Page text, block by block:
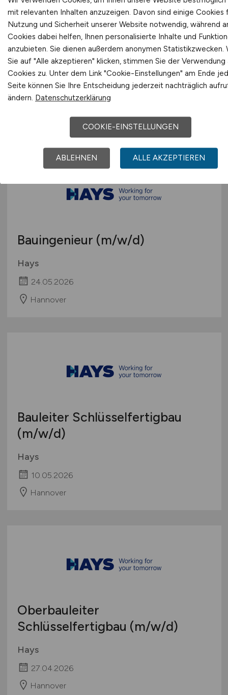
Projektingenieur / erfahrener
Projektleiter Tragwerksplanung
Hochbau(m/w/d)
Hays
30.05.2026
Bauingenieur (m/w/d)
Hays
24.05.2026
Hannover
Bauleiter Schlüsselfertigbau
(m/w/d)
Hays
10.05.2026
Hannover
Oberbauleiter
Schlüsselfertigbau (m/w/d)
Hays
27.04.2026
Hannover
mit relevanten Inhalten anzuzeigen. Davon sind einige Cookies
Nutzung und Sicherheit unserer Website notwendig, während
Cookies dabei helfen, Ihnen personalisierte Inhalte und
anzubieten. Sie dienen außerdem anonymen Statistikzwecken.
Sie auf "Alle akzeptieren" klicken, stimmen Sie der Verwendung
Cookies zu. Unter dem Link "Cookie-Einstellungen" am Ende
Seite können Sie Ihre Entscheidung jederzeit nachträglich
ändern. Datenschutzerklärung
COOKIE-EINSTELLUNGEN
ABLEHNEN ALLE AKZEPTIEREN